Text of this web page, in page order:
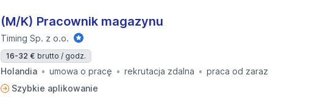
(M/K) Pracownik magazynu
Timing Sp. z o.o.
16-32 € brutto / godz.
Holandia umowa o pracę rekrutacja zdalna
praca od zaraz
Szybkie aplikowanie